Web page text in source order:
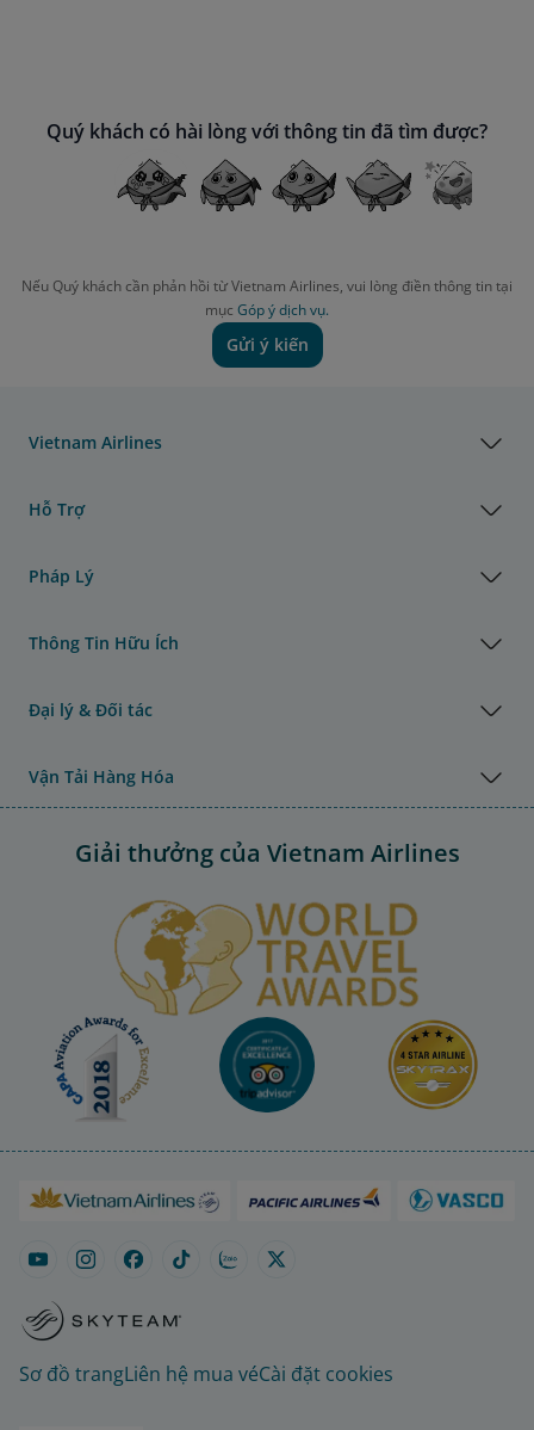
Quý khách có hài lòng với thông tin đã tìm được?
Nếu Quý khách cần phản hồi từ Vietnam Airlines, vui lòng điền thông tin tại
mục Góp ý dịch vụ.
Gửi ý kiến
Vietnam Airlines
Hỗ Trợ
Pháp Lý
Thông Tin Hữu Ích
Đại lý & Đối tác
Vận Tải Hàng Hóa
Giải thưởng của Vietnam Airlines
Sơ đồ trangLiên hệ mua véCài đặt cookies